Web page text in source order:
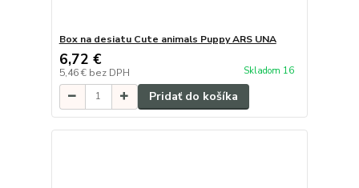
Box na desiatu Cute animals Puppy ARS UNA
6,72 €
5,46 € bez DPH Skladom 16
Pridať do košíka